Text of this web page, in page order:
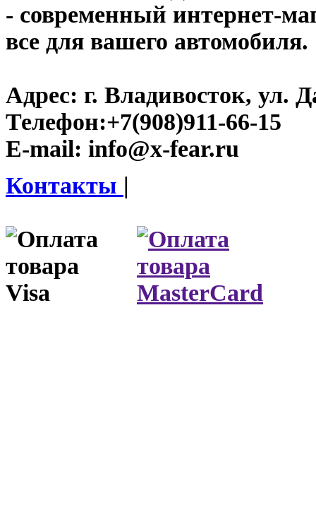
- современный интернет-
все для вашего автомобиля.
Адрес: г. Владивосток, ул.
Телефон:+7(908)911-66-15
E-mail: info@x-fear.ru
Контакты |